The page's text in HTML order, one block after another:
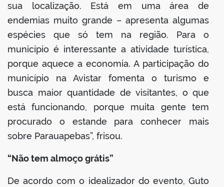
sua localização. Está em uma área de
endemias muito grande – apresenta algumas
espécies que só tem na região. Para o
município é interessante a atividade turística,
porque aquece a economia. A participação do
município na Avistar fomenta o turismo e
busca maior quantidade de visitantes, o que
está funcionando, porque muita gente tem
procurado o estande para conhecer mais
sobre Parauapebas”, frisou.
“Não tem almoço grátis”
De acordo com o idealizador do evento, Guto